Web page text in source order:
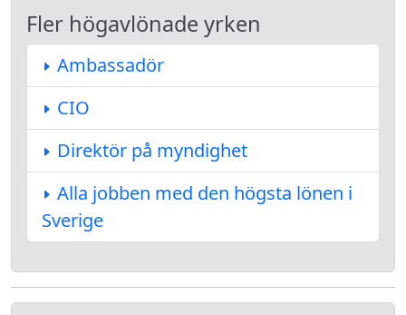
Fler högavlönade yrken
Ambassadör
CIO
Direktör på myndighet
Alla jobben med den högsta lönen i
Sverige